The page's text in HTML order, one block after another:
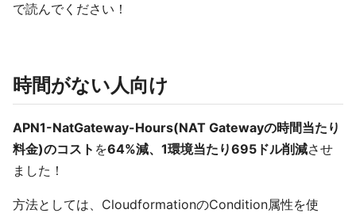
で読んでください！
時間がない人向け
APN1-NatGateway-Hours(NAT Gatewayの時間当たり
料金)のコスト を64%減、1環境当たり695ドル削減させ
ました！
方法としては、CloudformationのCondition属性を使